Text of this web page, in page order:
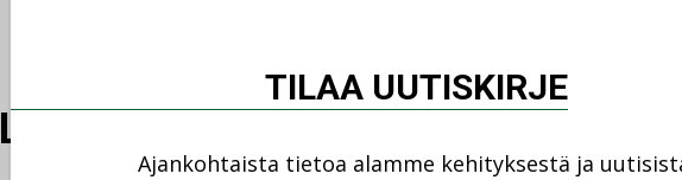
Lue lisää
TILAA UUTISKIRJE
Ajankohtaista tietoa alamme kehityksestä ja